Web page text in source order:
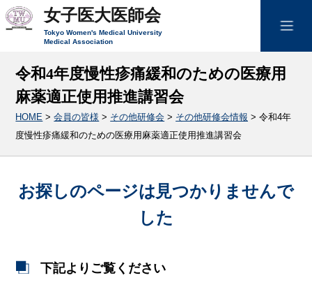
女子医大医師会
Tokyo Women's Medical University
Medical Association
令和4年度慢性疹痛緩和のための医療用
麻薬適正使用推進講習会
HOME >会員の皆様 > その他研修会 > その他研修会情報 > 令和4年
度慢性疹痛緩和のための医療用麻薬適正使用推進講習会
お探しのページは見つかりませんで
した
下記よりご覧ください